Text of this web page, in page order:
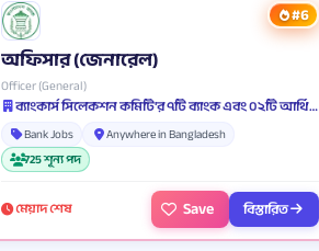
#6
অফিসার (জেনারেল)
Officer (General)
ব্যাংকার্স সিলেকশন কমিটি'র ৭টি ব্যাংক এবং ০২টি আর্থিক প্রতিষ্ঠান (BSCS)
Bank Jobs
Anywhere in Bangladesh
725 শূন্য পদ
মেয়াদ শেষ Save বিস্তারিত